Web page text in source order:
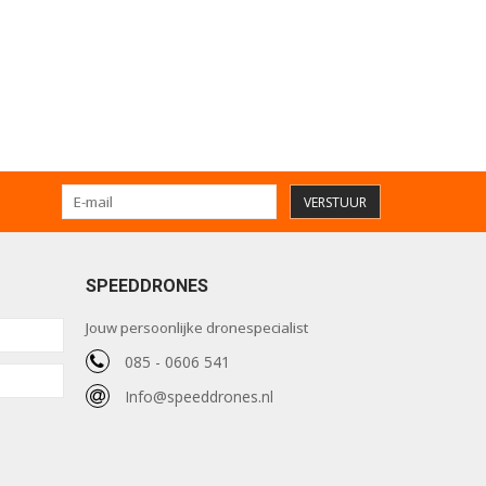
VERSTUUR
SPEEDDRONES
Jouw persoonlijke dronespecialist
085 - 0606 541
Info@speeddrones.nl